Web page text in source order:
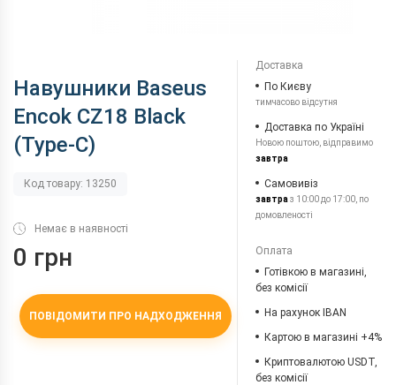
Навушники Baseus
Encok CZ18 Black
(Type-C)
Код товару: 13250
Немає в наявності
0 грн
ПОВІДОМИТИ ПРО НАДХОДЖЕННЯ
Доставка
По Києву
тимчасово відсутня
Доставка по Україні
Новою поштою, відправимо
завтра
Самовивіз
завтраз 10:00 до 17:00, по
домовленості
Оплата
Готівкою в магазині,
без комісії
На рахунок IBAN
Картою в магазині +4%
Криптовалютою USDT,
без комісії